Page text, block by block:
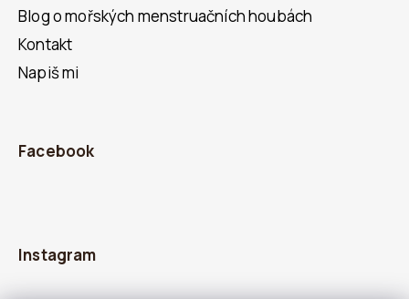
Blog o mořských menstruačních houbách
Kontakt
Napiš mi
Facebook
Instagram